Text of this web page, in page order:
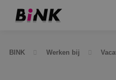
BINK Werken bij